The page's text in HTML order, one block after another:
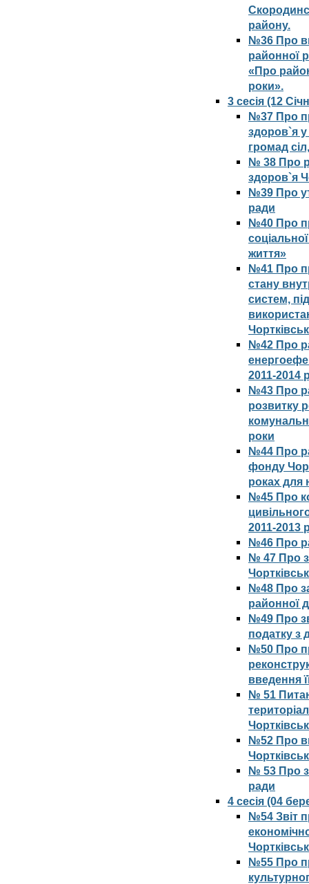
району.
№36 Про
районної
«Про
роки».
3 сесія (12
№37 Про
здоров`я у
громад
№ 38 Про
здоров`я
№39 Про
ради
№40 Про
соціальної
життя»
№41 Про
стану
систем,
№42 Про
2011-2014
№43 Про
розвитку
роки
№44 Про
фонду
роках для
№45 Про
2011-2013
№46 Про
№ 47 Про
№48 Про
районної
№49 Про
податку з
№50 Про
введення
№ 51
№52 Про
№ 53 Про
ради
4 сесія (04
№54 Звіт
№55 Про